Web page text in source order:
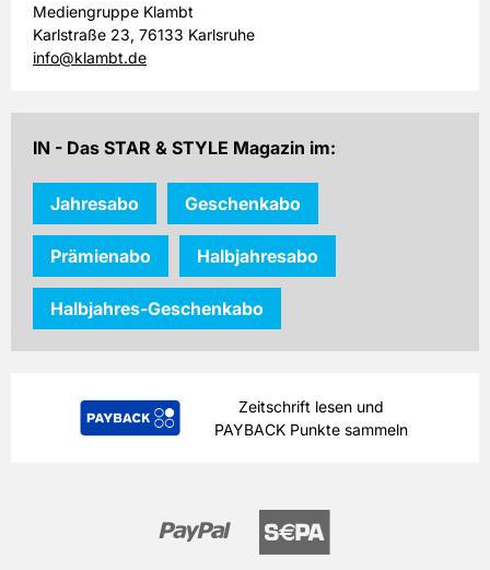
Prämie auswählen
Laufzeit:
6 Monate
PAYBACK:
inkl. gesetzl. MwSt. & Versand
Mediengruppe Klambt
Karlstraße 23, 76133 Karlsruhe
info@klambt.de
IN - Das STAR & STYLE Magazin im:
Jahresabo Geschenkabo
Prämienabo Halbjahresabo
Halbjahres-Geschenkabo
Zeitschrift lesen und
PAYBACK Punkte sammeln